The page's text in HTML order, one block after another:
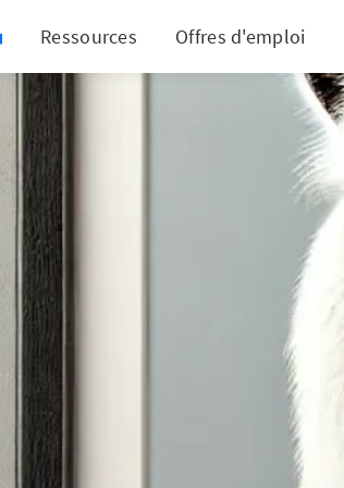
Ressources Offres d'emploi